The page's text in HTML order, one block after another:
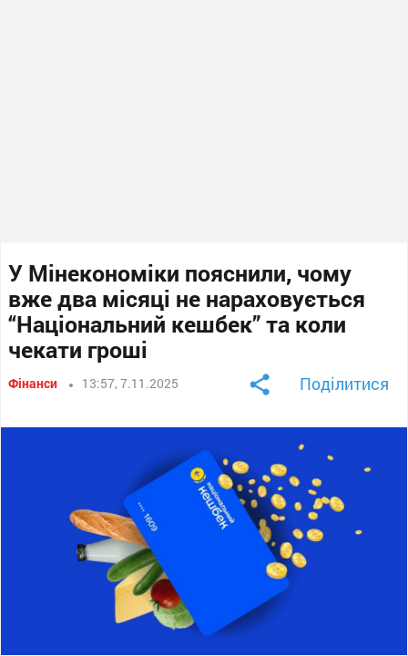
У Мінекономіки пояснили, чому
вже два місяці не нараховується
“Національний кешбек” та коли
чекати гроші
Фінанси 13:57, 7.11.2025 Поділитися